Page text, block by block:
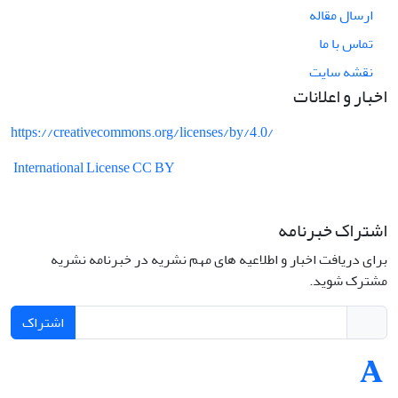
ارسال مقاله
تماس با ما
نقشه سایت
اخبار و اعلانات
https://creativecommons.org/licenses/by/4.0/
International License CC BY
اشتراک خبرنامه
برای دریافت اخبار و اطلاعیه های مهم نشریه در خبرنامه نشریه
مشترک شوید.
اشتراک